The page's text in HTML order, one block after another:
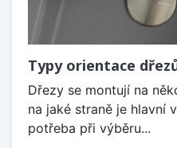
Typy orientace
Dřezy se montují na
na jaké straně je hlavní
potřeba při výběru...